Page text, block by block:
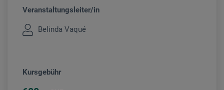
Veranstaltungsleiter/in
Belinda Vaqué
Kursgebühr